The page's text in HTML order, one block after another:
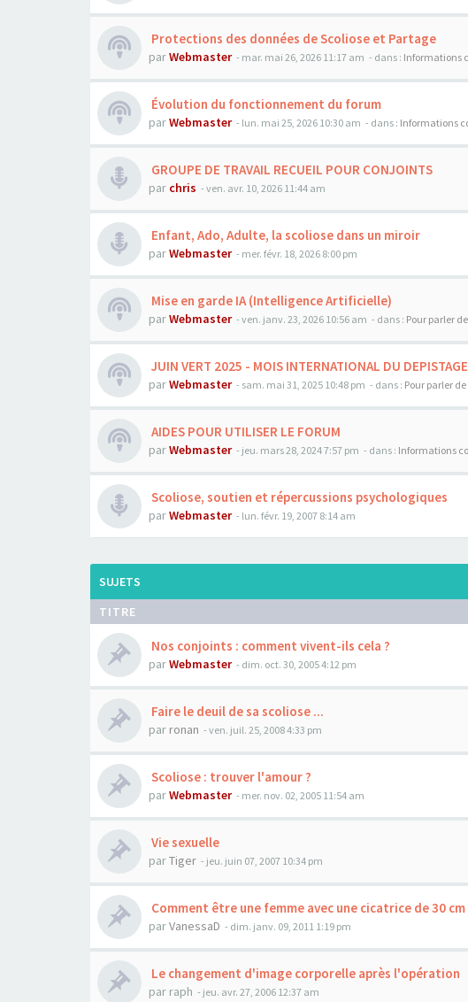
Protections des données de Scoliose et Partage
parWebmaster - mar. mai 26, 2026 11:17 am - dans : Informations
Évolution du fonctionnement du forum
parWebmaster - lun. mai 25, 2026 10:30 am - dans : Informations
GROUPE DE TRAVAIL RECUEIL POUR CONJOINTS
par chris - ven. avr. 10, 2026 11:44 am
Enfant, Ado, Adulte, la scoliose dans un miroir
parWebmaster - mer. févr. 18, 2026 8:00 pm
Mise en garde IA (Intelligence Artificielle)
parWebmaster - ven. janv. 23, 2026 10:56 am - dans : Pour parler
JUIN VERT 2025 - MOIS INTERNATIONAL DU
parWebmaster - sam. mai 31, 2025 10:48 pm - dans : Pour parler
AIDES POUR UTILISER LE FORUM
parWebmaster - jeu. mars 28, 2024 7:57 pm - dans : Informations
Scoliose, soutien et répercussions psychologiques
parWebmaster - lun. févr. 19, 2007 8:14 am
SUJETS
TITRE
Nos conjoints : comment vivent-ils cela ?
parWebmaster - dim. oct. 30, 2005 4:12 pm
Faire le deuil de sa scoliose ...
par ronan - ven. juil. 25, 2008 4:33 pm
Scoliose : trouver l'amour ?
parWebmaster - mer. nov. 02, 2005 11:54 am
Vie sexuelle
parTiger - jeu. juin 07, 2007 10:34 pm
Comment être une femme avec une cicatrice de 30 cm
parVanessaD - dim. janv. 09, 2011 1:19 pm
Le changement d'image corporelle après l'opération
par raph - jeu. avr. 27, 2006 12:37 am